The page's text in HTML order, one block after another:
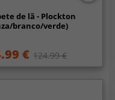
de lã - Plockton
branco/verde)
€ 124.99 €